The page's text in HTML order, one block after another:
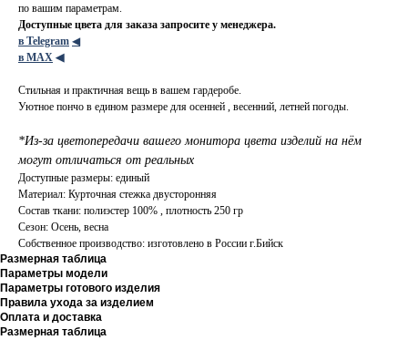
по вашим параметрам.
Доступные цвета для заказа запросите у менеджера.
в Telegram ◀
в МАХ ◀
Стильная и практичная вещь в вашем гардеробе.
Уютное пончо в едином размере для осенней , весенний, летней погоды.
*Из-за цветопередачи вашего монитора цвета изделий на нём
могут отличаться от реальных
Доступные размеры: единый
Материал: Курточная стежка двусторонняя
Состав ткани: полиэстер 100% , плотность 250 гр
Сезон: Осень, весна
Собственное производство: изготовлено в России г.Бийск
Размерная таблица
Параметры модели
Параметры готового изделия
Правила ухода за изделием
Оплата и доставка
Размерная таблица